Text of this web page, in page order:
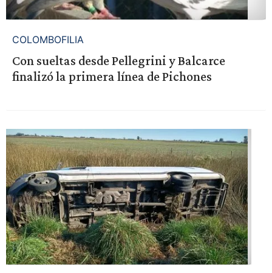
COLOMBOFILIA
Con sueltas desde Pellegrini y Balcarce
finalizó la primera línea de Pichones